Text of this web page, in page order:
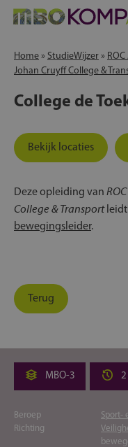
Home » StudieWijzer »
Johan Cruyff College &
College de
Bekijk locaties
Deze opleiding van
College & Transportleidt
bewegingsleider.
Terug
MBO-3 2
Beroep
Sport-
Richting